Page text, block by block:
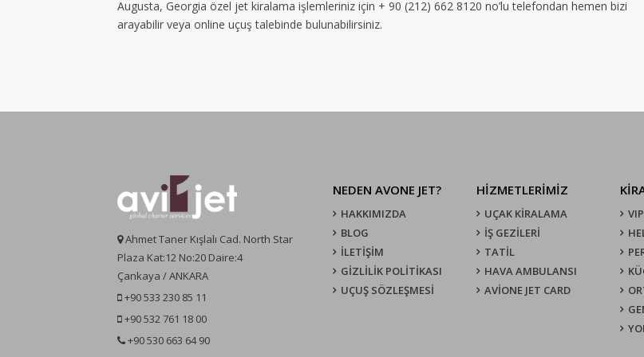
Augusta, Georgia özel jet kiralama işlemleriniz için + 90 (212) 662 8120 no’lu telefondan hemen bizi
arayabilir veya online uçuş talebinde bulunabilirsiniz.
Ahmet Taner Kışlalı Cad. North Star
Plaza Kat:12 No:20 Daire:4
Çankaya / ANKARA
+90 533 230 85 11
+90 532 761 18 00
+90 530 663 64 90
NEDEN AVONE JET?
HAKKIMIZDA
BLOG
İLETİŞİM
GİZLİLİK POLİTİKASI
UÇUŞ SÖZLEŞMESI
HİZMETLERİMİZ
UÇAK KIRALAMA
İŞ GEZİLERİ
TATİL
HAVA AMBULANSI
AVİONE JET CARD